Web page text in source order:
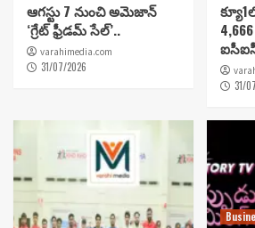
ఆగస్టు 7 నుంచి అమెజాన్
‘గ్రేట్ ఫ్రీడమ్ సేల్’..
varahimedia.com
31/07/2026
31/